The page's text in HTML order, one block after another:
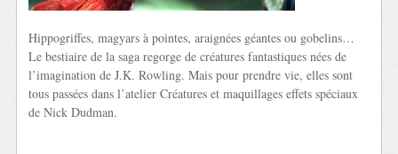
Hippogriffes, magyars à pointes, araignées géantes ou gobelins…
Le bestiaire de la saga regorge de créatures fantastiques nées de
l’imagination de J.K. Rowling. Mais pour prendre vie, elles sont
tous passées dans l’atelier Créatures et maquillages effets spéciaux
de Nick Dudman.